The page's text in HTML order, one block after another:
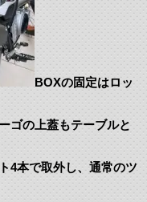
BOXの固定はロッ
ゴの上蓋もテーブルと
4本で取外し、通常のツ